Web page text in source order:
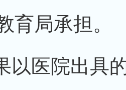
育局承担。
以医院出具